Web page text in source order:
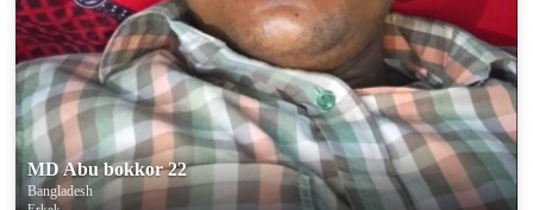
MD Abu bokkor 22
Bangladesh